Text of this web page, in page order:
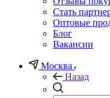
Стать
Оптовые
Блог
Вакансии
Москва
Назад